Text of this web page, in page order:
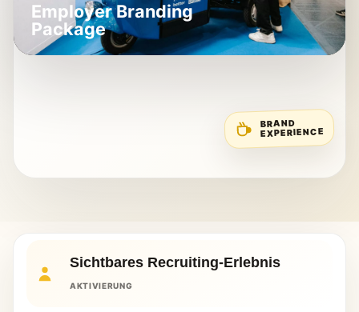
Employer Branding
Package
BRAND
EXPERIENCE
Sichtbares Recruiting-Erlebnis
AKTIVIERUNG